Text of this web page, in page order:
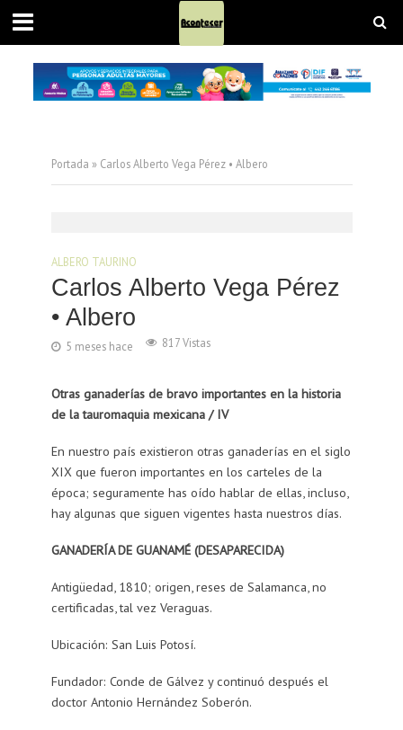
Portada » Carlos Alberto Vega Pérez • Albero
ALBERO TAURINO
Carlos Alberto Vega Pérez
• Albero
5 meses hace 817 Vistas
Otras ganaderías de bravo importantes en la historia
de la tauromaquia mexicana / IV
En nuestro país existieron otras ganaderías en el siglo
XIX que fueron importantes en los carteles de la
época; seguramente has oído hablar de ellas, incluso,
hay algunas que siguen vigentes hasta nuestros días.
GANADERÍA DE GUANAMÉ (DESAPARECIDA)
Antigüedad, 1810; origen, reses de Salamanca, no
certificadas, tal vez Veraguas.
Ubicación: San Luis Potosí.
Fundador: Conde de Gálvez y continuó después el
doctor Antonio Hernández Soberón.